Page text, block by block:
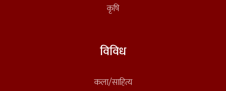
कृषि
विविध
कला/साहित्य